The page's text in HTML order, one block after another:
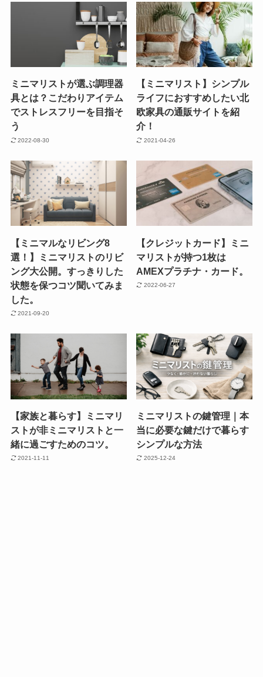
ミニマリストが選ぶ調理器
具とは？こだわりアイテム
でストレスフリーを目指そ
う
2022-08-30
【ミニマリスト】シンプル
ライフにおすすめしたい北
欧家具の通販サイトを紹
介！
2021-04-26
【ミニマルなリビング8
選！】ミニマリストのリビ
ング大公開。すっきりした
状態を保つコツ聞いてみま
した。
2021-09-20
【クレジットカード】ミニ
マリストが持つ1枚は
AMEXプラチナ・カード。
2022-06-27
【家族と暮らす】ミニマリ
ストが非ミニマリストと一
緒に過ごすためのコツ。
2021-11-11
ミニマリストの鍵管理｜本
当に必要な鍵だけで暮らす
シンプルな方法
2025-12-24